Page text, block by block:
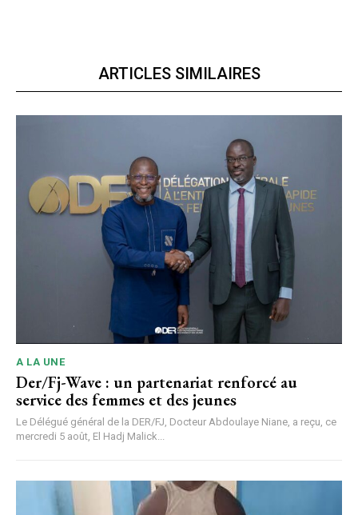
ARTICLES SIMILAIRES
A LA UNE
Der/Fj-Wave : un partenariat renforcé au
service des femmes et des jeunes
Le Délégué général de la DER/FJ, Docteur Abdoulaye Niane, a reçu, ce
mercredi 5 août, El Hadj Malick...